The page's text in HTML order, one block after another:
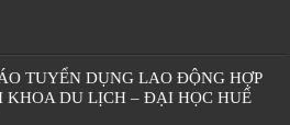
TUYỂN DỤNG LAO ĐỘNG HỢP
KHOA DU LỊCH – ĐẠI HỌC HUẾ